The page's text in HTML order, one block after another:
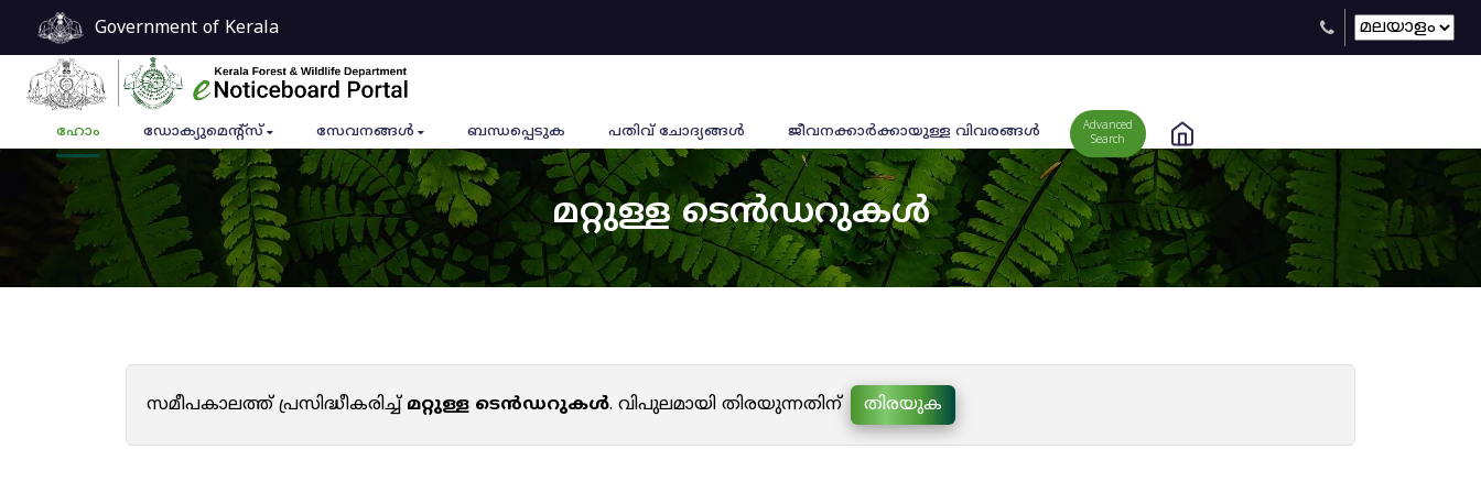
Government of Kerala
ഹോം ഡോക്യുമെൻ്റ്സ് സേവനങ്ങൾ ബന്ധപ്പെടുക പതിവ് ചോദ്യങ്ങൾ ജീവനക്കാര്‍ക്കായുള്ള വിവരങ്ങള്‍
Advanced
Search
മറ്റുള്ള ടെൻഡറുകൾ
സമീപകാലത്ത് പ്രസിദ്ധീകരിച്ച്മറ്റുള്ള ടെൻഡറുകൾ. വിപുലമായി തിരയുന്നതിന് തിരയുക